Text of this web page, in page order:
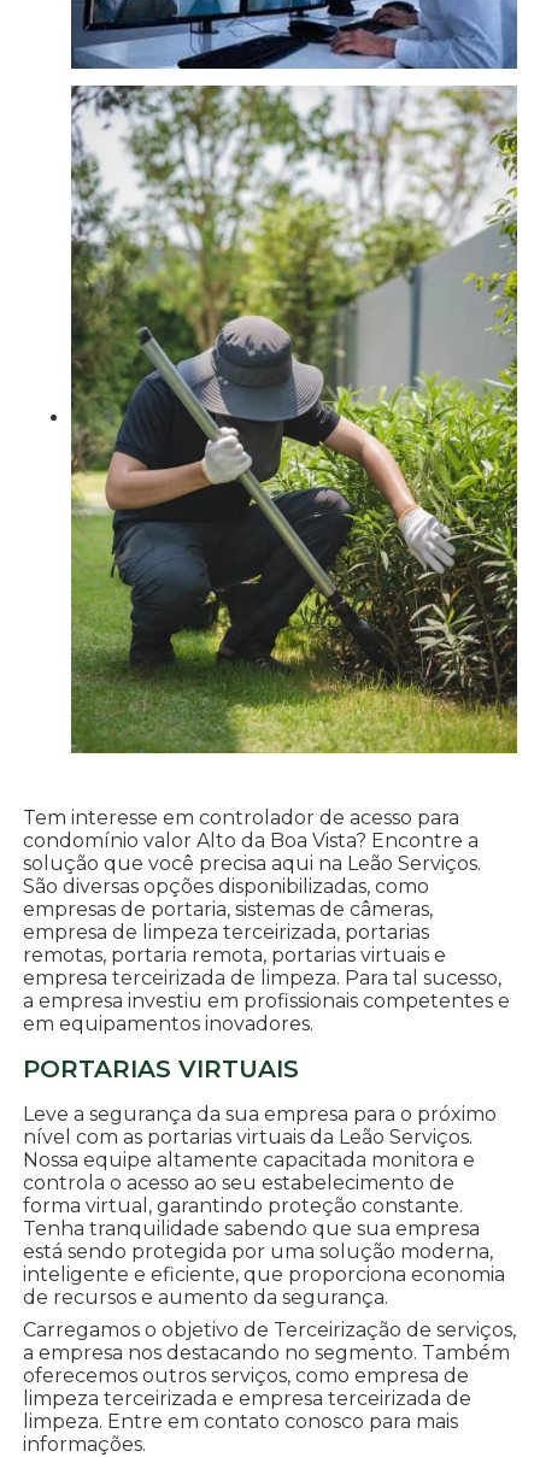
Tem interesse em controlador de acesso para
condomínio valor Alto da Boa Vista? Encontre a
solução que você precisa aqui na Leão Serviços.
São diversas opções disponibilizadas, como
empresas de portaria, sistemas de câmeras,
empresa de limpeza terceirizada, portarias
remotas, portaria remota, portarias virtuais e
empresa terceirizada de limpeza. Para tal sucesso,
a empresa investiu em profissionais competentes e
em equipamentos inovadores.
PORTARIAS VIRTUAIS
Leve a segurança da sua empresa para o próximo
nível com as portarias virtuais da Leão Serviços.
Nossa equipe altamente capacitada monitora e
controla o acesso ao seu estabelecimento de
forma virtual, garantindo proteção constante.
Tenha tranquilidade sabendo que sua empresa
está sendo protegida por uma solução moderna,
inteligente e eficiente, que proporciona economia
de recursos e aumento da segurança.
Carregamos o objetivo de Terceirização de serviços,
a empresa nos destacando no segmento. Também
oferecemos outros serviços, como empresa de
limpeza terceirizada e empresa terceirizada de
limpeza. Entre em contato conosco para mais
informações.